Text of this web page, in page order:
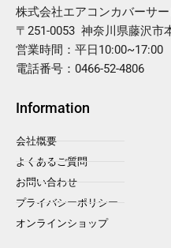
株式会社エアコンカバーサー
〒251-0053 神奈川県藤沢市
営業時間：平日10:00~17:00
電話番号：0466-52-4806
Information
会社概要
よくあるご質問
お問い合わせ
プライバシーポリシー
オンラインショップ